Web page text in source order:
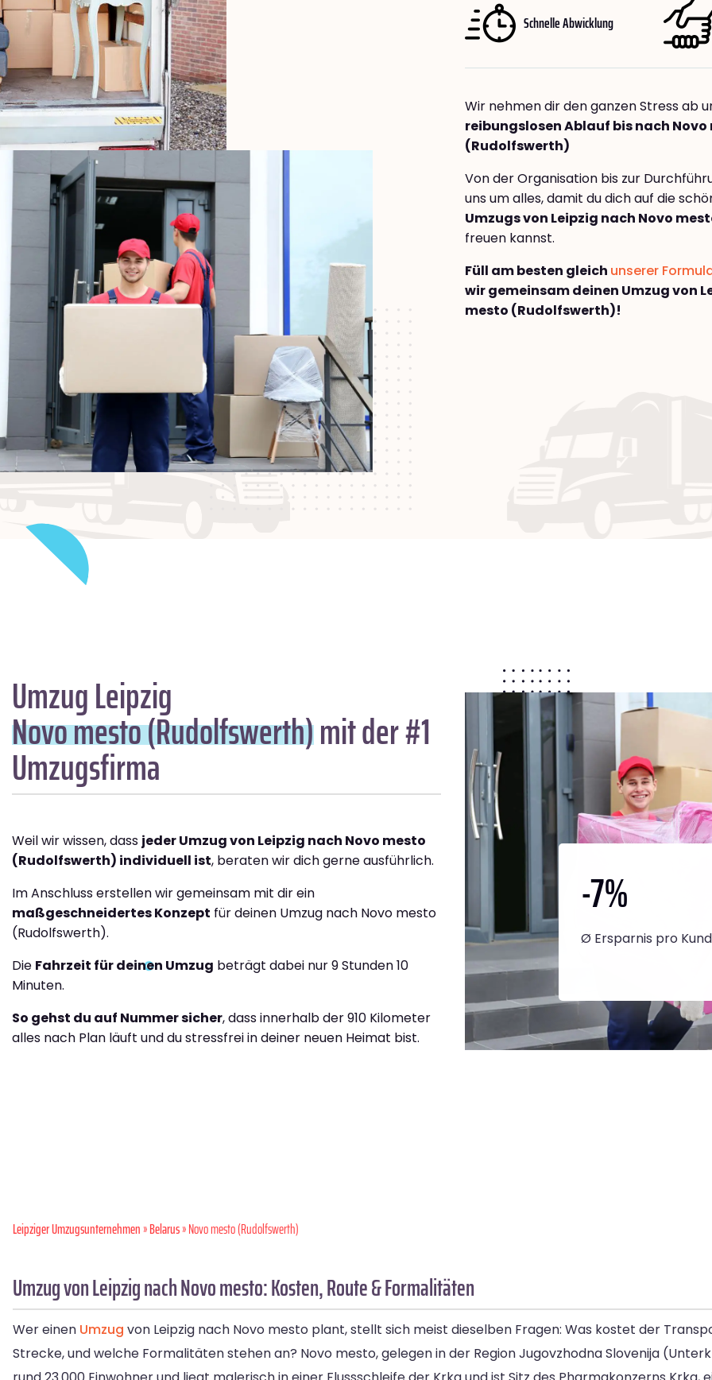
Schnelle Abwicklung
Wir nehmen dir den ganzen Stress ab
reibungslosen Ablauf bis nach Novo
(Rudolfswerth)
Von der Organisation bis zur
uns um alles, damit du dich auf die
Umzugs von Leipzig nach Novo
freuen kannst.
Füll am besten gleich unserer
wir gemeinsam deinen Umzug von
mesto (Rudolfswerth)!
Umzug Leipzig
Novo mesto (Rudolfswerth)mit der #1
Umzugsfirma
Weil wir wissen, dass jeder Umzug von Leipzig nach Novo mesto
(Rudolfswerth) individuell ist, beraten wir dich gerne ausführlich.
Im Anschluss erstellen wir gemeinsam mit dir ein
maßgeschneidertes Konzept für deinen Umzug nach Novo mesto
(Rudolfswerth).
Die Fahrzeit für deinen Umzug beträgt dabei nur 9 Stunden 10
Minuten.
So gehst du auf Nummer sicher, dass innerhalb der 910 Kilometer
alles nach Plan läuft und du stressfrei in deiner neuen Heimat bist.
-7%
Ø Ersparnis pro
Leipziger Umzugsunternehmen»Belarus» Novo mesto (Rudolfswerth)
Umzug von Leipzig nach Novo mesto: Kosten, Route & Formalitäten
Wer einen Umzug von Leipzig nach Novo mesto plant, stellt sich meist dieselben Fragen: Was kostet der
Strecke, und welche Formalitäten stehen an? Novo mesto, gelegen in der Region Jugovzhodna Slovenija